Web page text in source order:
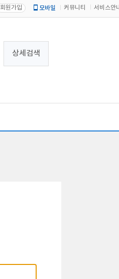
회원가입 모바일 커뮤니티 서비스안
상세검색